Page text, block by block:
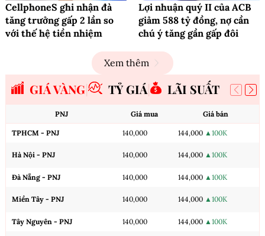
CellphoneS ghi nhận đà
tăng trưởng gấp 2 lần so
với thế hệ tiền nhiệm
Lợi nhuận quý II của ACB
giảm 588 tỷ đồng, nợ cần
chú ý tăng gần gấp đôi
Xem thêm
GIÁ VÀNG TỶ GIÁ LÃI SUẤT
PNJ Giá mua Giá bán
TPHCM - PNJ 140,000 144,000 ▲100K
Hà Nội - PNJ 140,000 144,000 ▲100K
Đà Nẵng - PNJ 140,000 144,000 ▲100K
Miền Tây - PNJ 140,000 144,000 ▲100K
Tây Nguyên - PNJ 140,000 144,000 ▲100K